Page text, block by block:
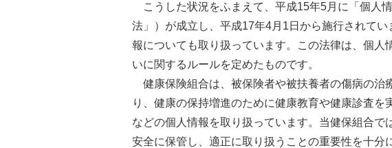
こうした状況をふまえて、平成15年5月に「個人
法」）が成立し、平成17年4月1日から施行されて
報についても取り扱っています。この法律は、個人
いに関するルールを定めたものです。
健康保険組合は、被保険者や被扶養者の傷病の治
り、健康の保持増進のために健康教育や健康診査
などの個人情報を取り扱っています。当健保組合
安全に保管し、適正に取り扱うことの重要性を十分